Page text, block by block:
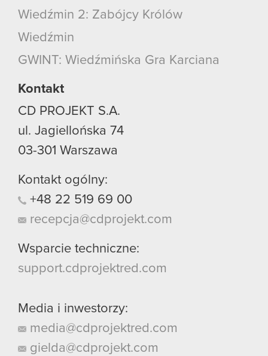
Wiedźmin 2: Zabójcy Królów
Wiedźmin
GWINT: Wiedźmińska Gra Karciana
Kontakt
CD PROJEKT S.A.
ul. Jagiellońska 74
03-301 Warszawa
Kontakt ogólny:
+48 22 519 69 00
recepcja@cdprojekt.com
Wsparcie techniczne:
support.cdprojektred.com
Media i inwestorzy:
media@cdprojektred.com
gielda@cdprojekt.com